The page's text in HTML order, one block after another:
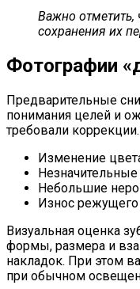
Важно отметить,
сохранения их
Фотографии
Предварительные
понимания целей и
требовали
Изменение
Небольшие
Износ режущего
Визуальная оценка
формы, размера и
накладок. При этом
при обычном